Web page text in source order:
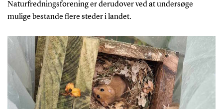
Naturfredningsforening er derudover ved at undersøge
mulige bestande flere steder i landet.